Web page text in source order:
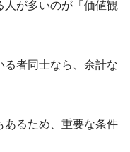
人が多いのが「価値観
者同士なら、余計な
あるため、重要な条件